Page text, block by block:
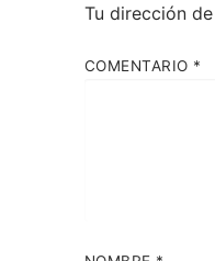
Tu dirección
COMENTARIO *